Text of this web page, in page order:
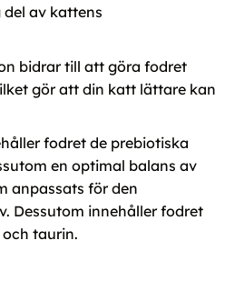
av kattens
bidrar till att göra fodret
gör att din katt lättare kan
fodret de prebiotiska
en optimal balans av
anpassats för den
Dessutom innehåller fodret
taurin.